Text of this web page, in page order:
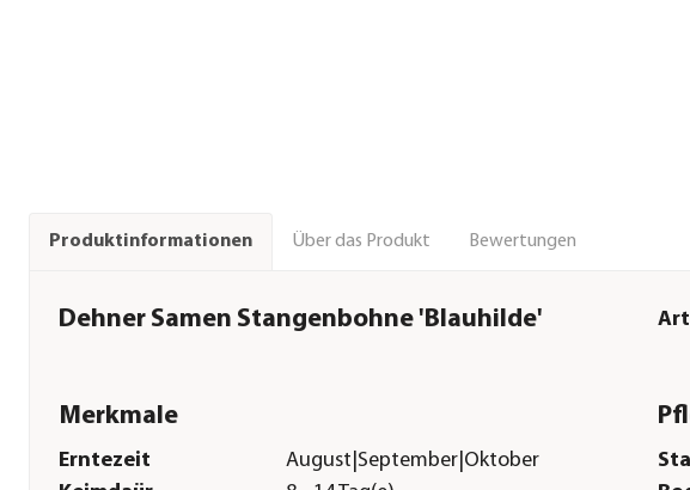
Produktinformationen Über das Produkt Bewertungen
Dehner Samen Stangenbohne 'Blauhilde'
Merkmale
Erntezeit
August|September|Oktober